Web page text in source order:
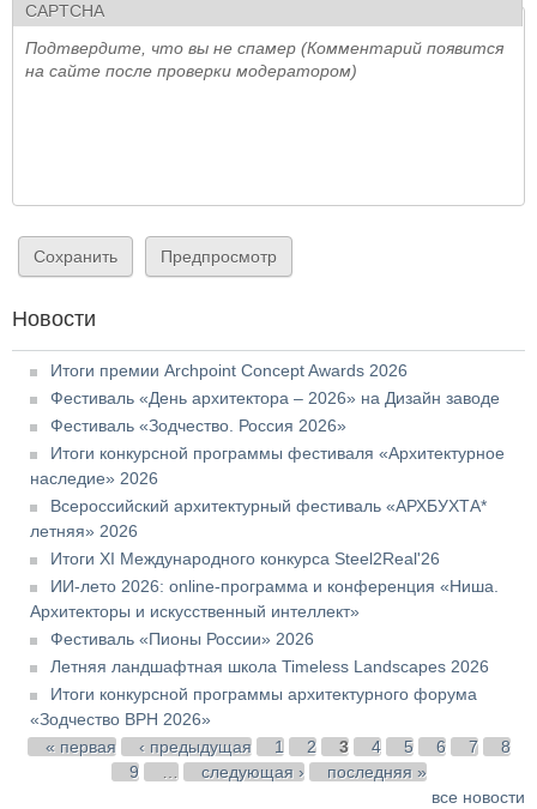
CAPTCHA
Подтвердите, что вы не спамер (Комментарий появится
на сайте после проверки модератором)
Новости
Итоги премии Archpoint Concept Awards 2026
Фестиваль «День архитектора – 2026» на Дизайн заводе
Фестиваль «Зодчество. Россия 2026»
Итоги конкурсной программы фестиваля «Архитектурное
наследие» 2026
Всероссийский архитектурный фестиваль «АРХБУХТА*
летняя» 2026
Итоги XI Международного конкурса Steel2Real'26
ИИ-лето 2026: online-программа и конференция «Ниша.
Архитекторы и искусственный интеллект»
Фестиваль «Пионы России» 2026
Летняя ландшафтная школа Timeless Landscapes 2026
Итоги конкурсной программы архитектурного форума
«Зодчество ВРН 2026»
Страницы
« первая ‹ предыдущая 1 2 3 4 5 6 7
8
9
… следующая ›
последняя »
все новости